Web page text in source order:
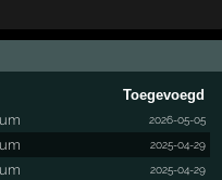
Toegevoegd
2026-05-05
2025-04-29
2025-04-29